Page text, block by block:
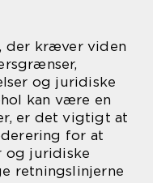
der kræver viden
og juridiske
kan være en
er det vigtigt at
for at
og juridiske
retningslinjerne